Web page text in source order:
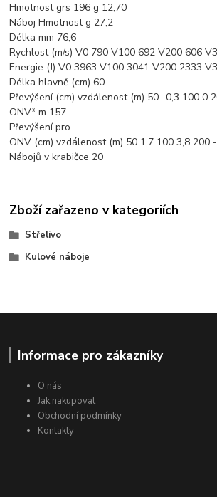
Hmotnost grs 196 g 12,70
Náboj Hmotnost g 27,2
Délka mm 76,6
Rychlost (m/s) V0 790 V100 692 V200 606
Energie (J) V0 3963 V100 3041 V200 2333
Délka hlavně (cm) 60
Převýšení (cm) vzdálenost (m) 50 -0,3 100 0
ONV* m 157
Převýšení pro
ONV (cm) vzdálenost (m) 50 1,7 100 3,8 200
Nábojů v krabičce 20
Zboží zařazeno v kategoriích
Střelivo
Kulové náboje
Informace pro zákazníky
O nás
Jak nakupovat
Obchodní podmínky
Kontakty